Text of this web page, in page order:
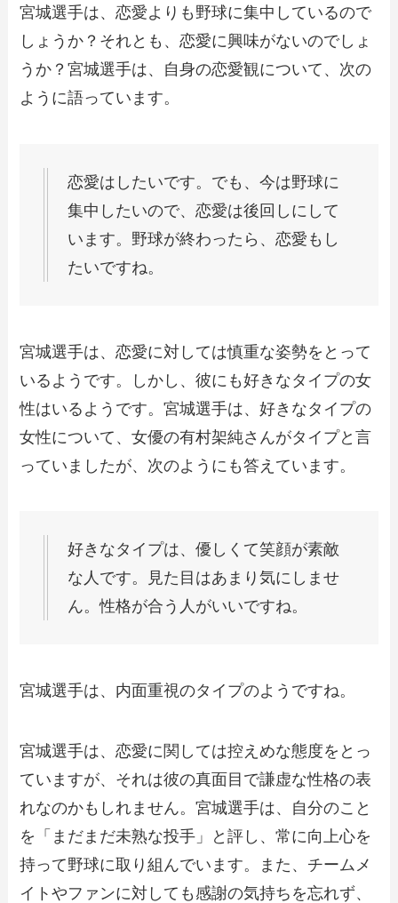
宮城選手は、恋愛よりも野球に集中しているので
しょうか？それとも、恋愛に興味がないのでしょ
うか？宮城選手は、自身の恋愛観について、次の
ように語っています。
恋愛はしたいです。でも、今は野球に
集中したいので、恋愛は後回しにして
います。野球が終わったら、恋愛もし
たいですね。
宮城選手は、恋愛に対しては慎重な姿勢をとって
いるようです。しかし、彼にも好きなタイプの女
性はいるようです。宮城選手は、好きなタイプの
女性について、女優の有村架純さんがタイプと言
っていましたが、次のようにも答えています。
好きなタイプは、優しくて笑顔が素敵
な人です。見た目はあまり気にしませ
ん。性格が合う人がいいですね。
宮城選手は、内面重視のタイプのようですね。
宮城選手は、恋愛に関しては控えめな態度をとっ
ていますが、それは彼の真面目で謙虚な性格の表
れなのかもしれません。宮城選手は、自分のこと
を「まだまだ未熟な投手」と評し、常に向上心を
持って野球に取り組んでいます。また、チームメ
イトやファンに対しても感謝の気持ちを忘れず、